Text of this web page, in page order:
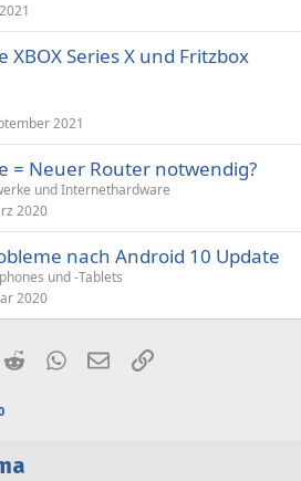
XBOX Series X und Fritzbox
2021
= Neuer Router notwendig?
und Internethardware
2020
nach Android 10 Update
und -Tablets
2020
RedditWhatsApp
E-MailLink